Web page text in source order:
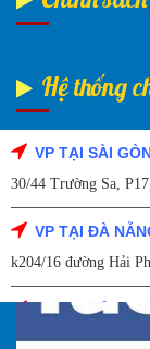
Hệ thống
VP TẠI SÀI
30/44 Trường Sa,
VP TẠI ĐÀ
k204/16 đường Hải
VP TẠI HẢI
Số 9/14 – P.Tứ
Fanpage